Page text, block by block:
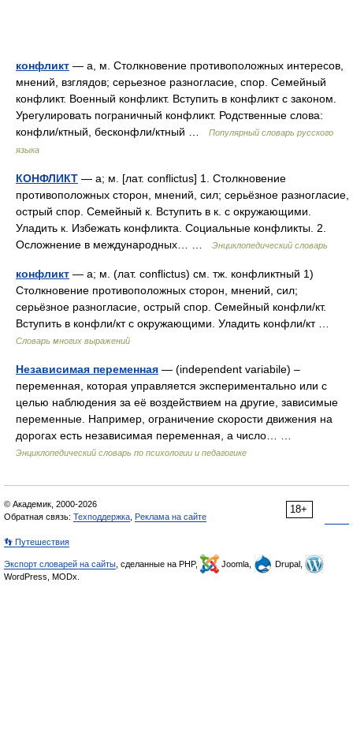
конфликт — а, м. Столкновение противоположных интересов,
мнений, взглядов; серьезное разногласие, спор. Семейный
конфликт. Военный конфликт. Вступить в конфликт с законом.
Урегулировать пограничный конфликт. Родственные слова:
конфли/ктный, бесконфли/ктный …
Популярный словарь русского
языка
КОНФЛИКТ — а; м. [лат. conflictus] 1. Столкновение
противоположных сторон, мнений, сил; серьёзное разногласие,
острый спор. Семейный к. Вступить в к. с окружающими.
Уладить к. Избежать конфликта. Социальные конфликты. 2.
Осложнение в международных… …
Энциклопедический словарь
конфликт — а; м. (лат. conflictus) см. тж. конфликтный 1)
Столкновение противоположных сторон, мнений, сил;
серьёзное разногласие, острый спор. Семейный конфли/кт.
Вступить в конфли/кт с окружающими. Уладить конфли/кт …
Словарь многих выражений
Независимая переменная — (independent variabile) –
переменная, которая управляется экспериментально или с
целью наблюдения за её воздействием на другие, зависимые
переменные. Например, ограничение скорости движения на
дорогах есть независимая переменная, а число… …
Энциклопедический словарь по психологии и педагогике
18+
© Академик, 2000-2026
Обратная связь: Техподдержка Реклама на сайте
👣 Путешествия
Экспорт словарей на сайты , сделанные на PHP, Joomla,
Drupal,
WordPress, MODx.